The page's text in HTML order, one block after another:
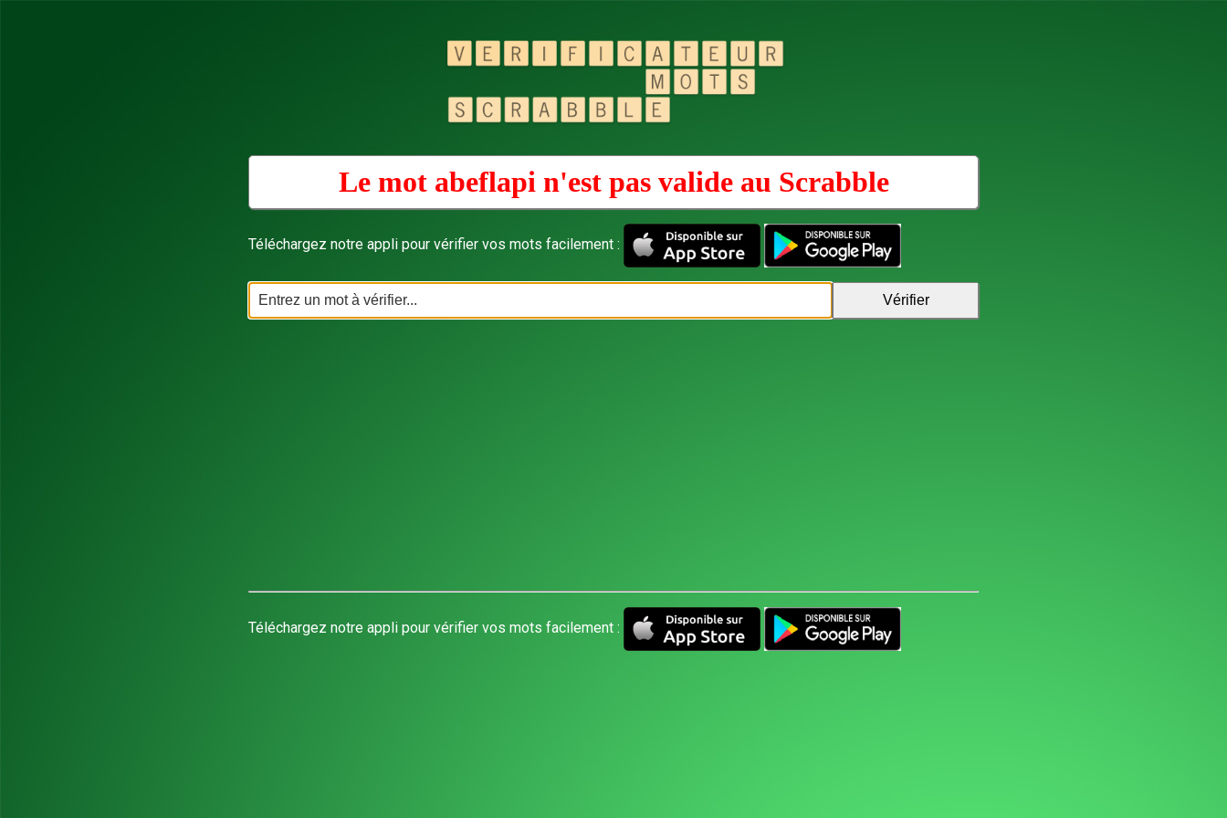
Le mot abeflapi n'est pas valide au Scrabble
Téléchargez notre appli pour vérifier vos mots facilement :
Téléchargez notre appli pour vérifier vos mots facilement :